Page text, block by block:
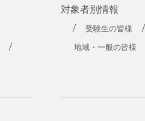
対象者別情報
受験生の皆様
地域・一般の皆様